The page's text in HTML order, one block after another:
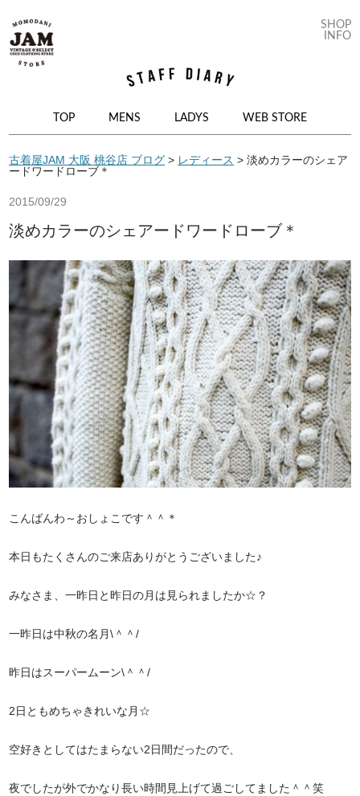
SHOP
INFO
コンテンツへ移動
TOP MENS LADYS WEB STORE
古着屋JAM 大阪 桃谷店 ブログ > レディース >淡めカラーのシェア
ードワードローブ＊
2015/09/29
淡めカラーのシェアードワードローブ＊
こんばんわ～おしょこです＾＾＊
本日もたくさんのご来店ありがとうございました♪
みなさま、一昨日と昨日の月は見られましたか☆？
一昨日は中秋の名月\＾＾/
昨日はスーパームーン\＾＾/
2日ともめちゃきれいな月☆
空好きとしてはたまらない2日間だったので、
夜でしたが外でかなり長い時間見上げて過ごしてました＾＾笑